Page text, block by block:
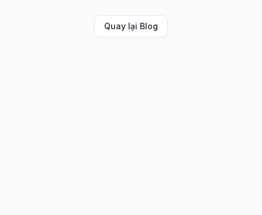
Quay lại Blog